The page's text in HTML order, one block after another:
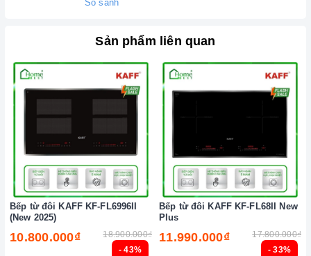
Khóa trẻ em: sử dụng để bảo đảm an toàn nếu nhà có trẻ em
trình nấu. Tất cả các nút sẽ bị khóa và chương trình nấu vẫn
sẽ tiếp tục chạy khi sử dụng tính năng này. Để kích hoạt
hoặc tắt tính năng này, nhấn giữ biểu tượng khóa trong vài
giây cho đến khi có tín hiệu thông báo.
Lưu ý vệ sinh và bảo quản
Luôn dùng khăn mềm và khô để vệ sinh mặt bếp, chú ý lau
thật nhẹ để tránh làm trầy xước mặt bếp.
Đối với các vết bẩn cứng đầu, có thể dùng giấy ướt hoặc chất
tẩy rửa chuyên dụng để lau mặt bếp.
So sánh
Sản phẩm liên quan
- 43%
Bếp từ đôi KAFF KF-FL6996II
(New 2025)
10.800.000₫ 18.900.000₫
- 33%
Bếp từ đôi KAFF KF-FL68II New
Plus
11.990.000₫ 17.800.000₫